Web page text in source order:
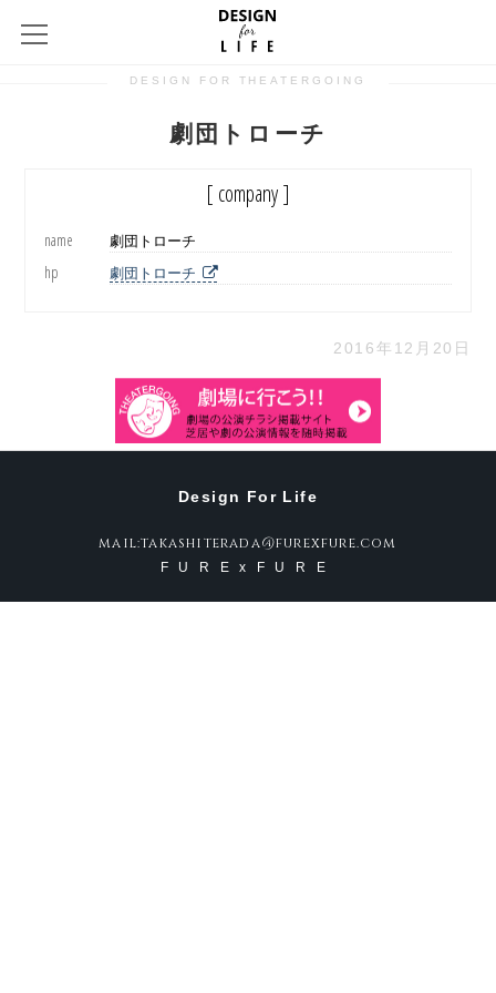
DESIGN FOR THEATERGOING
劇団トローチ
[ company ]
name 劇団トローチ
hp 劇団トローチ
2016年12月20日
Design For Life
mail:takashiterada@furexfure.com
FURExFURE